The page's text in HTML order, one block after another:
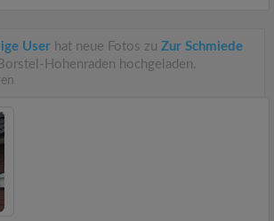
User hat neue Fotos zu Zur Schmiede
Hohenraden hochgeladen.